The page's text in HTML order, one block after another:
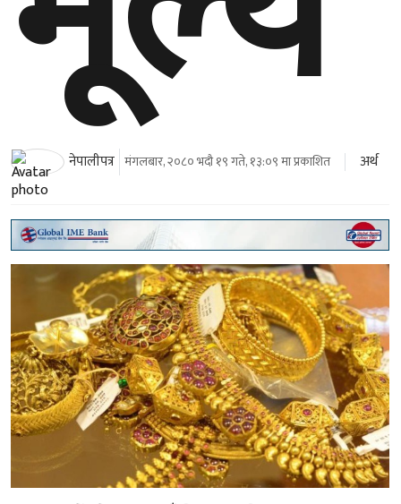
नेपालीपत्र मंगलबार, २०८० भदौ १९ गते, १३:०९ मा प्रकाशित अर्थ